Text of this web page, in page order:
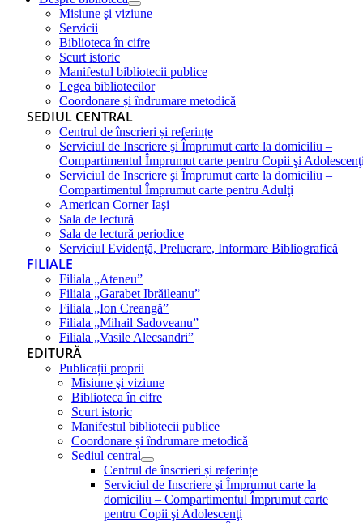
Misiune şi viziune
Servicii
Biblioteca în cifre
Scurt istoric
Manifestul bibliotecii publice
Legea bibliotecilor
Coordonare și îndrumare metodică
SEDIUL CENTRAL
Centrul de înscrieri și referințe
Serviciul de Inscriere şi Împrumut carte la domiciliu –
Compartimentul Împrumut carte pentru Copii şi
Serviciul de Inscriere şi Împrumut carte la domiciliu –
Compartimentul Împrumut carte pentru Adulţi
American Corner Iaşi
Sala de lectură
Sala de lectură periodice
Serviciul Evidenţă, Prelucrare, Informare Bibliografică
FILIALE
Filiala „Ateneu”
Filiala „Garabet Ibrăileanu”
Filiala „Ion Creangă”
Filiala „Mihail Sadoveanu”
Filiala „Vasile Alecsandri”
EDITURĂ
Publicații proprii
Misiune şi viziune
Biblioteca în cifre
Scurt istoric
Manifestul bibliotecii publice
Coordonare și îndrumare metodică
Sediul central
Centrul de înscrieri și referințe
Serviciul de Inscriere şi Împrumut carte la
domiciliu – Compartimentul Împrumut carte
pentru Copii şi Adolescenţi